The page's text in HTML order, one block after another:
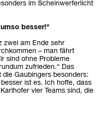
im Scheinwerferlicht
besser!"
zwei am Ende sehr
– man fährt
sind ohne Probleme
zufrieden.“ Das
Gaubingers besonders:
ist es. Ich hoffe, dass
vier Teams sind, die